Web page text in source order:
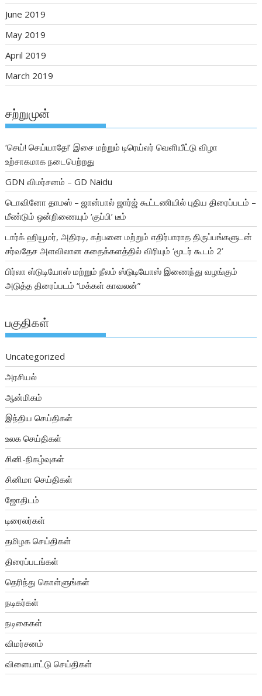
June 2019
May 2019
April 2019
March 2019
சற்றுமுன்
‘செய்! செய்யாதே!’ இசை மற்றும் டிரெய்லர் வெளியீட்டு விழா
உற்சாகமாக நடைபெற்றது
GDN விமர்சனம் – GD Naidu
டொவினோ தாமஸ் – ஜான்பால் ஜார்ஜ் கூட்டணியில் புதிய திரைப்படம் –
மீண்டும் ஒன்றிணையும் ‘குப்பி’ டீம்
டார்க் ஹியூமர், அதிரடி, கற்பனை மற்றும் எதிர்பாராத திருப்பங்களுடன்
சர்வதேச அளவிலான கதைக்களத்தில் விரியும் ‘மூடர் கூடம் 2’
பிர்லா ஸ்டுடியோஸ் மற்றும் நீலம் ஸ்டுடியோஸ் இணைந்து வழங்கும்
அடுத்த திரைப்படம் “மக்கள் காவலன்”
பகுதிகள்
Uncategorized
அரசியல்
ஆன்மிகம்
இந்திய செய்திகள்
உலக செய்திகள்
சினி-நிகழ்வுகள்
சினிமா செய்திகள்
ஜோதிடம்
டிரைலர்கள்
தமிழக செய்திகள்
திரைப்படங்கள்
தெரிந்து கொள்ளுங்கள்
நடிகர்கள்
நடிகைகள்
விமர்சனம்
விளையாட்டு செய்திகள்